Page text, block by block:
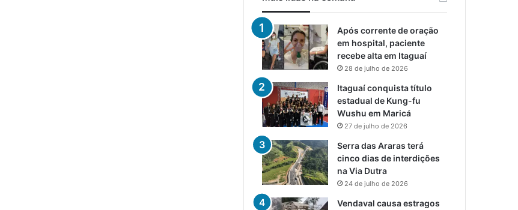
Após corrente de oração
em hospital, paciente
recebe alta em Itaguaí
28 de julho de 2026
Itaguaí conquista título
estadual de Kung-fu
Wushu em Maricá
27 de julho de 2026
Serra das Araras terá
cinco dias de interdições
na Via Dutra
24 de julho de 2026
Vendaval causa estragos